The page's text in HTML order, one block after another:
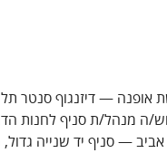
אופנה — דיזנגוף סנטר
ה מנהל/ת סניף לחנות
— סניף יד שנייה גדול,